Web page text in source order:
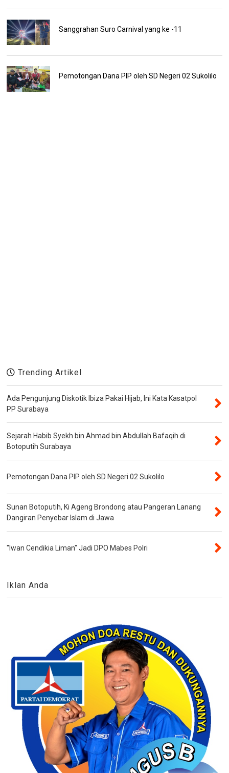
Sanggrahan Suro Carnival yang ke -11
Pemotongan Dana PIP oleh SD Negeri 02 Sukolilo
Trending Artikel
Ada Pengunjung Diskotik Ibiza Pakai Hijab, Ini Kata Kasatpol
PP Surabaya
Sejarah Habib Syekh bin Ahmad bin Abdullah Bafaqih di
Botoputih Surabaya
Pemotongan Dana PIP oleh SD Negeri 02 Sukolilo
Sunan Botoputih, Ki Ageng Brondong atau Pangeran Lanang
Dangiran Penyebar Islam di Jawa
"Iwan Cendikia Liman" Jadi DPO Mabes Polri
Iklan Anda